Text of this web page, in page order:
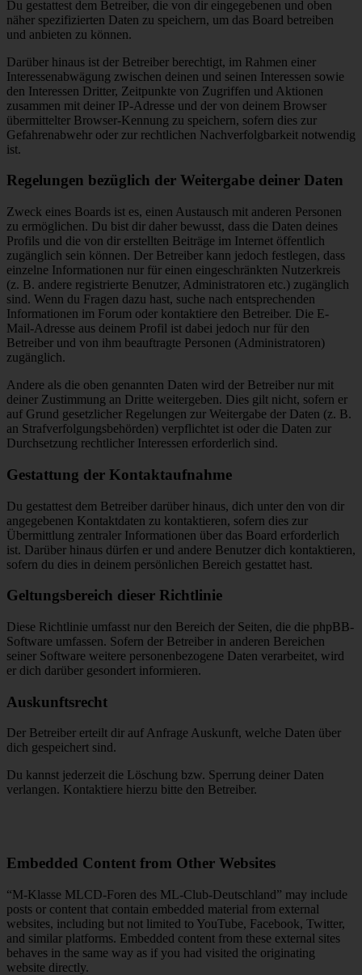
Du gestattest dem Betreiber, die von dir eingegebenen und oben
näher spezifizierten Daten zu speichern, um das Board betreiben
und anbieten zu können.
Darüber hinaus ist der Betreiber berechtigt, im Rahmen einer
Interessenabwägung zwischen deinen und seinen Interessen sowie
den Interessen Dritter, Zeitpunkte von Zugriffen und Aktionen
zusammen mit deiner IP-Adresse und der von deinem Browser
übermittelter Browser-Kennung zu speichern, sofern dies zur
Gefahrenabwehr oder zur rechtlichen Nachverfolgbarkeit notwendig
ist.
Regelungen bezüglich der Weitergabe deiner Daten
Zweck eines Boards ist es, einen Austausch mit anderen Personen
zu ermöglichen. Du bist dir daher bewusst, dass die Daten deines
Profils und die von dir erstellten Beiträge im Internet öffentlich
zugänglich sein können. Der Betreiber kann jedoch festlegen, dass
einzelne Informationen nur für einen eingeschränkten Nutzerkreis
(z. B. andere registrierte Benutzer, Administratoren etc.) zugänglich
sind. Wenn du Fragen dazu hast, suche nach entsprechenden
Informationen im Forum oder kontaktiere den Betreiber. Die E-
Mail-Adresse aus deinem Profil ist dabei jedoch nur für den
Betreiber und von ihm beauftragte Personen (Administratoren)
zugänglich.
Andere als die oben genannten Daten wird der Betreiber nur mit
deiner Zustimmung an Dritte weitergeben. Dies gilt nicht, sofern er
auf Grund gesetzlicher Regelungen zur Weitergabe der Daten (z. B.
an Strafverfolgungsbehörden) verpflichtet ist oder die Daten zur
Durchsetzung rechtlicher Interessen erforderlich sind.
Gestattung der Kontaktaufnahme
Du gestattest dem Betreiber darüber hinaus, dich unter den von dir
angegebenen Kontaktdaten zu kontaktieren, sofern dies zur
Übermittlung zentraler Informationen über das Board erforderlich
ist. Darüber hinaus dürfen er und andere Benutzer dich kontaktieren,
sofern du dies in deinem persönlichen Bereich gestattet hast.
Geltungsbereich dieser Richtlinie
Diese Richtlinie umfasst nur den Bereich der Seiten, die die phpBB-
Software umfassen. Sofern der Betreiber in anderen Bereichen
seiner Software weitere personenbezogene Daten verarbeitet, wird
er dich darüber gesondert informieren.
Auskunftsrecht
Der Betreiber erteilt dir auf Anfrage Auskunft, welche Daten über
dich gespeichert sind.
Du kannst jederzeit die Löschung bzw. Sperrung deiner Daten
verlangen. Kontaktiere hierzu bitte den Betreiber.
Embedded Content from Other Websites
“M-Klasse MLCD-Foren des ML-Club-Deutschland” may include
posts or content that contain embedded material from external
websites, including but not limited to YouTube, Facebook, Twitter,
and similar platforms. Embedded content from these external sites
behaves in the same way as if you had visited the originating
website directly.